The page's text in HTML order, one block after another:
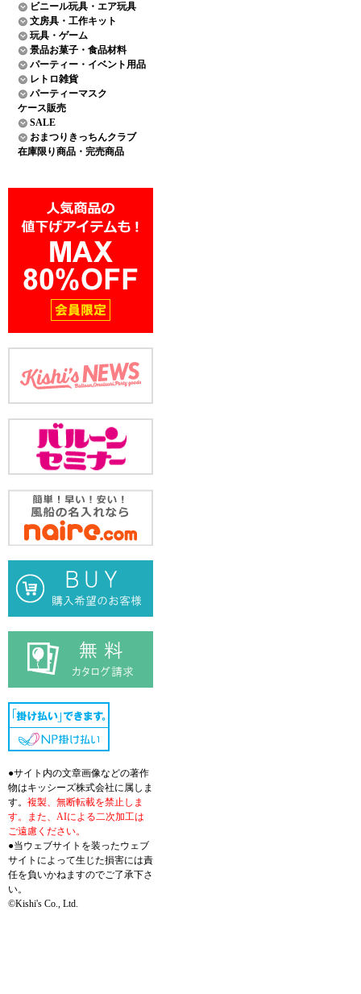
ビニール玩具・エア玩具
文房具・工作キット
玩具・ゲーム
景品お菓子・食品材料
パーティー・イベント用品
レトロ雑貨
パーティーマスク
ケース販売
SALE
おまつりきっちんクラブ
在庫限り商品・完売商品
●サイト内の文章画像などの著作
物はキッシーズ株式会社に属しま
す。 複製、無断転載を禁止しま
す。また、AIによる二次加工は
ご遠慮ください。
●当ウェブサイトを装ったウェブ
サイトによって生じた損害には責
任を負いかねますのでご了承下さ
い。
©Kishi's Co., Ltd.